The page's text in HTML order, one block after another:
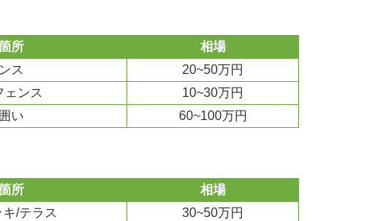
所
相場
ス
20~50万円
ェンス
10~30万円
い
60~100万円
所
相場
/テラス
30~50万円